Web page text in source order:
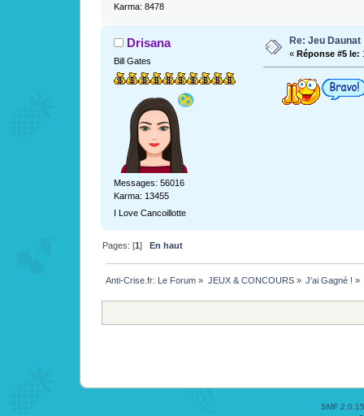
Karma: 8478
Drisana
Bill Gates
Messages: 56016
Karma: 13455
I Love Cancoillotte
Re: Jeu Daunat
« Réponse #5 le:
Pages: [1] En haut
Anti-Crise.fr: Le Forum » JEUX & CONCOURS» J'ai Gagné ! »
SMF 2.0.15